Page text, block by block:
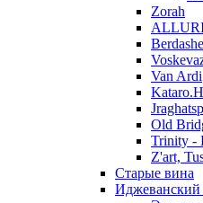
Zorah
Van Ardi
Old
Trinity -
Z'art,
Старые вина